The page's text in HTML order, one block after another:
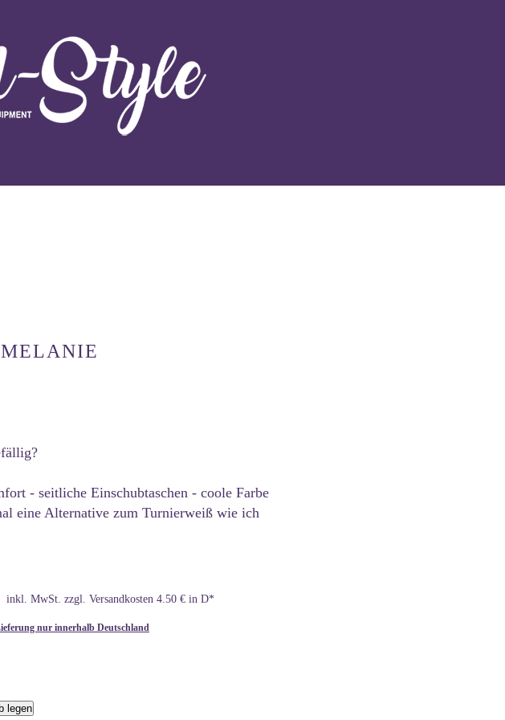
- seitliche Einschubtaschen - coole Farbe
eine Alternative zum Turnierweiß wie ich
inkl. MwSt. zzgl. Versandkosten 4.50 € in D*
nur innerhalb Deutschland